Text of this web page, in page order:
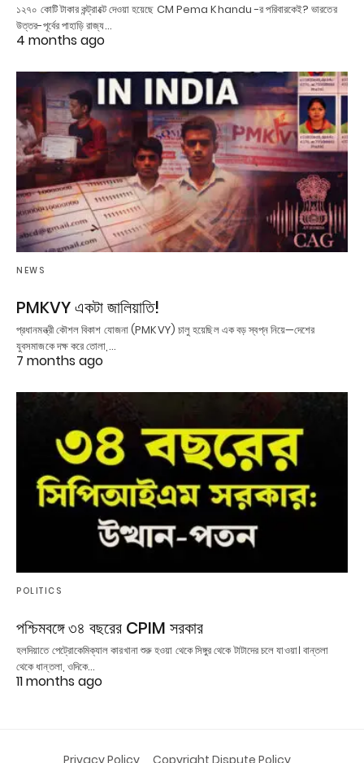
১২৭০ কোটি টাকার কন্ট্রাক্টে দেওয়া হয়েছে CM Pema Khandu -র পরিবারকেই? ভারতের
উত্তর-পূর্বের পাহাড়ি রাজ্য…
4 months ago
NEWS
PMKVY একটা জালিয়াতি!
প্রধানমন্ত্রী কৌশল বিকাশ যোজনা (PMKVY) চালু হয়েছিল এক বড় স্বপ্ন নিয়ে—দেশের
যুবসমাজকে দক্ষ করে তোলা,…
7 months ago
POLITICS
পশ্চিমবঙ্গে ৩৪ বছরের CPIM সরকার
হলদিয়াতে পেট্রোকেমিক্যাল কারখানা শুরু হওয়া থেকে সিঙ্গুর থেকে টাটাদের চলে যাওয়া। বান্তলা
থেকে ধান্তলা, ওদিকে…
11 months ago
Privacy Policy Copyright Dispute Policy